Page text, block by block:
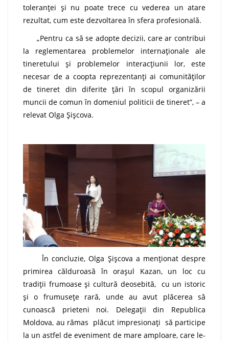
toleranței și nu poate trece cu vederea un atare
rezultat, cum este dezvoltarea în sfera profesională.
„Pentru ca să se adopte decizii, care ar contribui
la reglementarea problemelor internaţionale ale
tineretului şi problemelor interacţiunii lor, este
necesar de a coopta reprezentanţi ai comunităţilor
de tineret din diferite ţări în scopul organizării
muncii de comun în domeniul politicii de tineret”, – a
relevat Olga Șișcova.
În concluzie, Olga Șișcova a menționat despre
primirea călduroasă în orașul Kazan, un loc cu
tradiții frumoase și cultură deosebită, cu un istoric
și o frumusețe rară, unde au avut plăcerea să
cunoască prieteni noi. Delegații din Republica
Moldova, au rămas plăcut impresionați să participe
la un astfel de eveniment de mare amploare, care le-